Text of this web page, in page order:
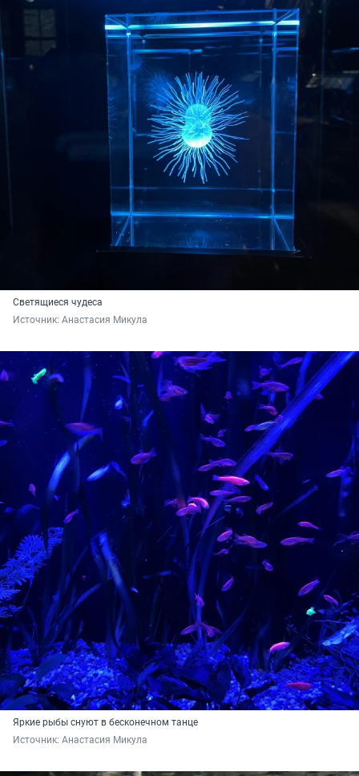
Светящиеся чудеса
Источник: Анастасия Микула
Яркие рыбы снуют в бесконечном танце
Источник: Анастасия Микула